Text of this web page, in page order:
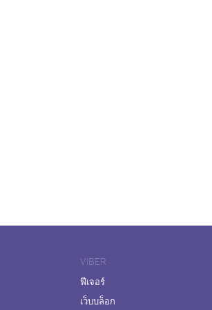
VIBER
ฟีเจอร์
เว็บบล็อก